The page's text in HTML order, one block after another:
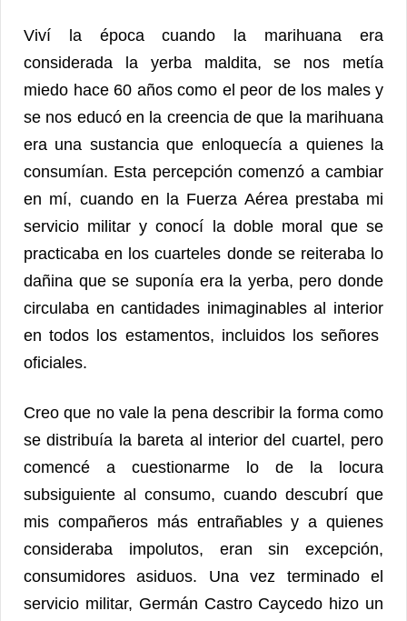
Viví la época cuando la marihuana era
considerada la yerba maldita, se nos metía
miedo hace 60 años como el peor de los males y
se nos educó en la creencia de que la marihuana
era una sustancia que enloquecía a quienes la
consumían. Esta percepción comenzó a cambiar
en mí, cuando en la Fuerza Aérea prestaba mi
servicio militar y conocí la doble moral que se
practicaba en los cuarteles donde se reiteraba lo
dañina que se suponía era la yerba, pero donde
circulaba en cantidades inimaginables al interior
en todos los estamentos, incluidos los señores
oficiales.
Creo que no vale la pena describir la forma como
se distribuía la bareta al interior del cuartel, pero
comencé a cuestionarme lo de la locura
subsiguiente al consumo, cuando descubrí que
mis compañeros más entrañables y a quienes
consideraba impolutos, eran sin excepción,
consumidores asiduos. Una vez terminado el
servicio militar, Germán Castro Caycedo hizo un